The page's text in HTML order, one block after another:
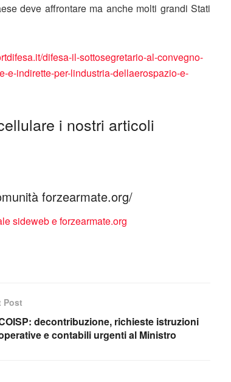
deve affrontare ma anche molti grandi Stati
difesa-il-sottosegretario-al-convegno-
e-indirette-per-lindustria-dellaerospazio-e-
i nostri articoli
forzearmate.org/
Post
decontribuzione, richieste istruzioni
e contabili urgenti al Ministro